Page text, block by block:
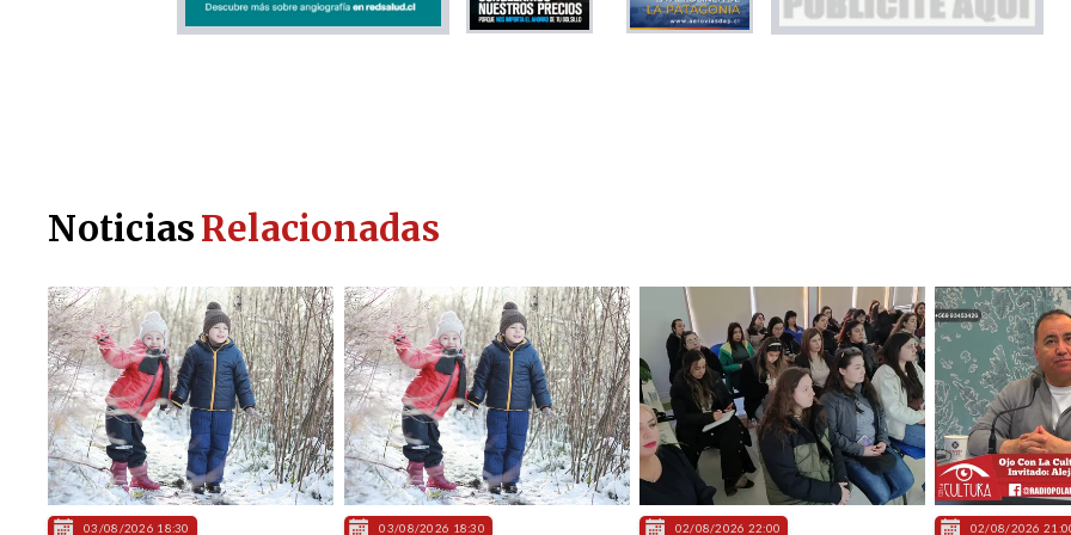
03/08/2026 18:30 03/08/2026 18:30 02/08/2026 22:00 02/08/2026
NoticiasRelacionadas